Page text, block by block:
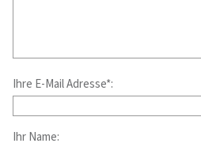
Ihre E-Mail Adresse*:
Ihr Name: